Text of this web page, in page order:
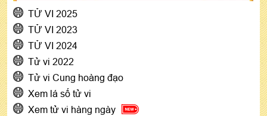
TỬ VI 2025
TỬ VI 2023
TỬ VI 2024
Tử vi 2022
Tử vi Cung hoàng đạo
Xem lá số tử vi
Xem tử vi hàng ngày